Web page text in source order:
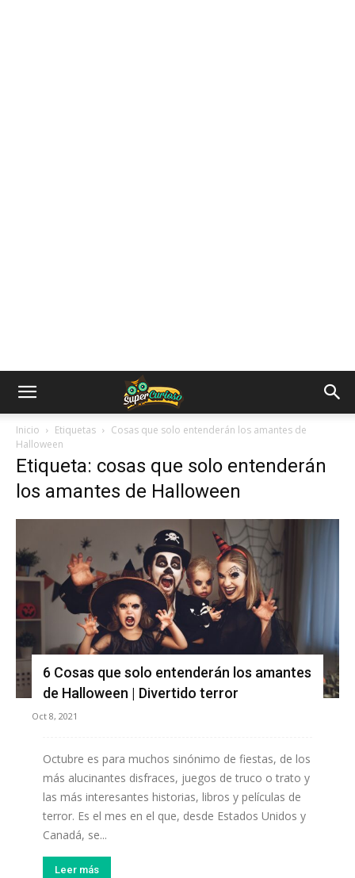
Inicio Etiquetas
Cosas que solo entenderán los amantes de
Halloween
Etiqueta: cosas que solo entenderán
los amantes de Halloween
6 Cosas que solo entenderán los amantes
de Halloween | Divertido terror
Oct 8, 2021
Octubre es para muchos sinónimo de fiestas, de los
más alucinantes disfraces, juegos de truco o trato y
las más interesantes historias, libros y películas de
terror. Es el mes en el que, desde Estados Unidos y
Canadá, se...
Leer más